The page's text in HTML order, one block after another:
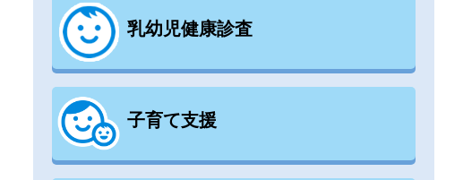
乳幼児健康診査
子育て支援